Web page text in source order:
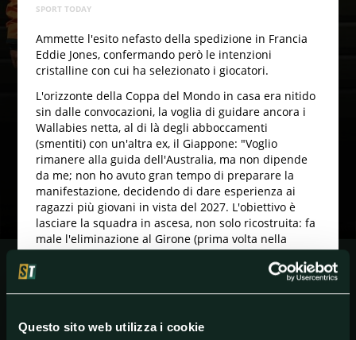
Questo sito web utilizza i cookie
SPORT TODAY
Ammette l'esito nefasto della spedizione in Francia
Eddie Jones, confermando però le intenzioni
cristalline con cui ha selezionato i giocatori.
L'orizzonte della Coppa del Mondo in casa era nitido
sin dalle convocazioni, la voglia di guidare ancora i
Wallabies netta, al di là degli abboccamenti
(smentiti) con un'altra ex, il Giappone: "Voglio
rimanere alla guida dell'Australia, ma non dipende
da me; non ho avuto gran tempo di preparare la
manifestazione, decidendo di dare esperienza ai
ragazzi più giovani in vista del 2027. L'obiettivo è
lasciare la squadra in ascesa, non solo ricostruita: fa
male l'eliminazione al Girone (prima volta nella
storia), ma non avremmo superato i quarti di finale,
non siamo a livello di quelle Nazionali".